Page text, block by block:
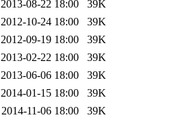
2013-08-22 18:00
39K
2012-10-24 18:00
39K
2012-09-19 18:00
39K
2013-02-22 18:00
39K
2013-06-06 18:00
39K
2014-01-15 18:00
39K
2014-11-06 18:00
39K